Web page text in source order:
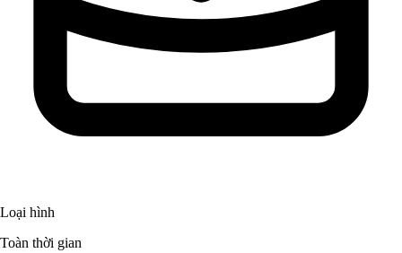
Loại hình
Toàn thời gian